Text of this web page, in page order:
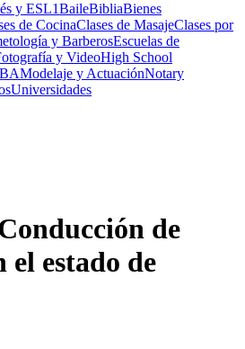
y ESL1BaileBibliaBienes
de CocinaClases de MasajeClases por
y BarberosEscuelas de
y VideoHigh School
Modelaje y ActuaciónNotary
Universidades
de
el estado de